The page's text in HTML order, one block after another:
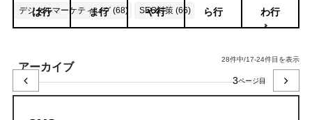
デジタルマーケティング (68)
SEO対策 (66)
もっと見る
アーカイブ
は行 ま行 や行 ら行 わ行
28件中/17-24件目を表示
3